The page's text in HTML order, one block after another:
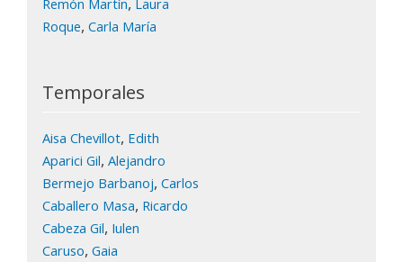
Roque,Carla María
Temporales
Aisa Chevillot, Edith
Aparici Gil,Alejandro
Bermejo Barbanoj,Carlos
Caballero Masa, Ricardo
Cabeza Gil, Iulen
Caruso,Gaia